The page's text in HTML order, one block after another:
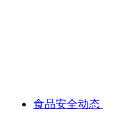
食品安全动态